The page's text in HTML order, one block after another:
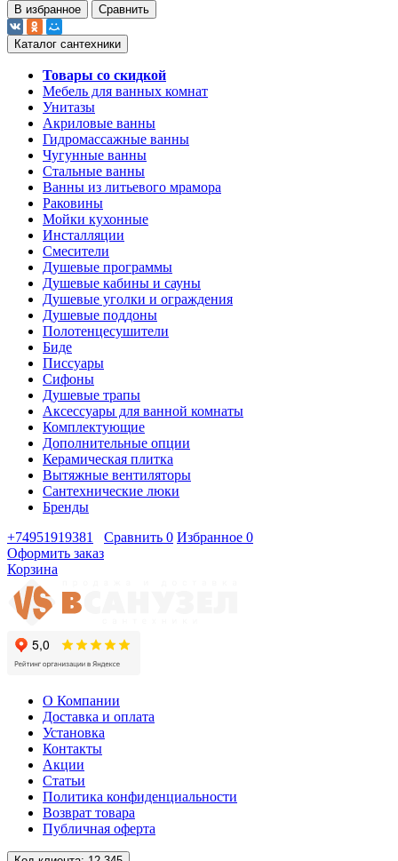
В избранное Сравнить
Каталог сантехники
Товары со скидкой
Мебель для ванных комнат
Унитазы
Акриловые ванны
Гидромассажные ванны
Чугунные ванны
Стальные ванны
Ванны из литьевого мрамора
Раковины
Мойки кухонные
Инсталляции
Смесители
Душевые программы
Душевые кабины и сауны
Душевые уголки и ограждения
Душевые поддоны
Полотенцесушители
Биде
Писсуары
Сифоны
Душевые трапы
Аксессуары для ванной комнаты
Комплектующие
Дополнительные опции
Керамическая плитка
Вытяжные вентиляторы
Сантехнические люки
Бренды
+74951919381
Сравнить 0 Избранное 0
Оформить заказ
Корзина
О Компании
Доставка и оплата
Установка
Контакты
Акции
Статьи
Политика конфиденциальности
Возврат товара
Публичная оферта